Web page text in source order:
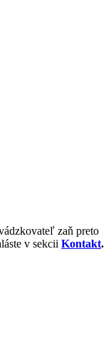
zaň preto
v sekcii Kontakt.